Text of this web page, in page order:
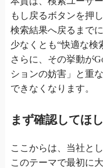
もし戻るボタンを押
検索結果へ戻るまで
少なくとも“快適な検
さらに、その挙動が
ションの妨害」と重
できなくなります。
まず確認してほ
ここからは、当社と
このテーマで最初に